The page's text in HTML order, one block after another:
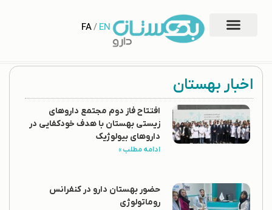
FA/ EN
اخبار بهستان
افتتاح فاز دوم مجتمع داروهای
زیستی بهستان با هدف خودکفایی در
داروهای بیولوژیک
ادامه مطلب »
حضور بهستان دارو در کنفرانس
روماتولوژی